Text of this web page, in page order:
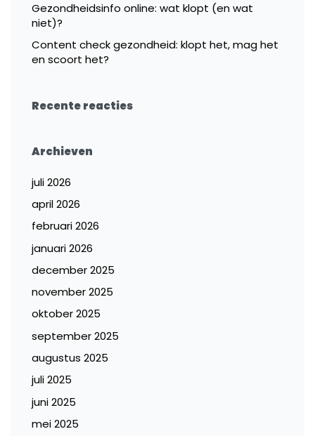
Gezondheidsinfo online: wat klopt (en wat
niet)?
Content check gezondheid: klopt het, mag het
en scoort het?
Recente reacties
Archieven
juli 2026
april 2026
februari 2026
januari 2026
december 2025
november 2025
oktober 2025
september 2025
augustus 2025
juli 2025
juni 2025
mei 2025